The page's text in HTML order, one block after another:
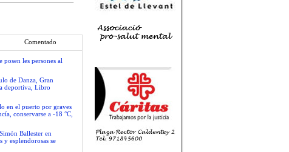
Comentado
les persones al
de Danza, Gran
deportiva, Libro
en el puerto por graves
conservarse a -18 °C,
Ballester en
y esplendorosas se